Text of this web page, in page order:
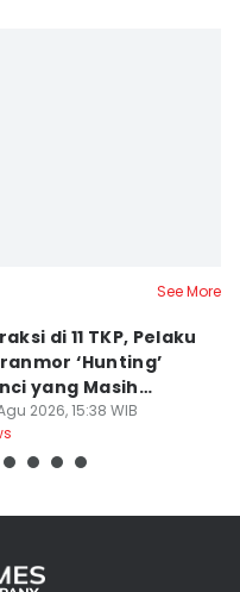
See More
di 11 TKP, Pelaku
‘Hunting’
yang Masih
2026, 15:38 WIB